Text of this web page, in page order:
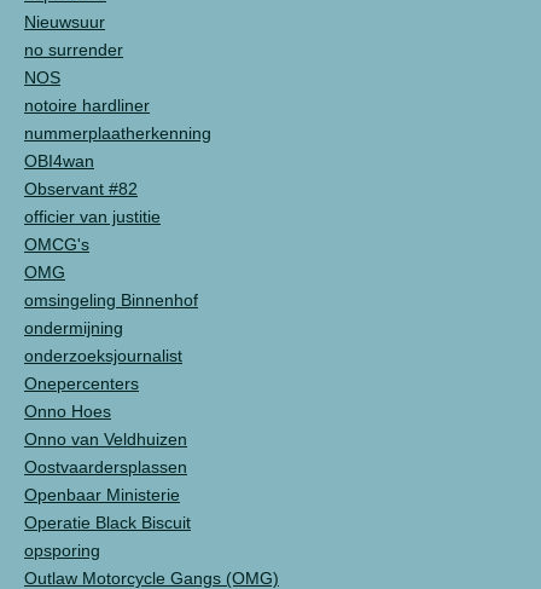
Nieuwsuur
no surrender
NOS
notoire hardliner
nummerplaatherkenning
OBI4wan
Observant #82
officier van justitie
OMCG's
OMG
omsingeling Binnenhof
ondermijning
onderzoeksjournalist
Onepercenters
Onno Hoes
Onno van Veldhuizen
Oostvaardersplassen
Openbaar Ministerie
Operatie Black Biscuit
opsporing
Outlaw Motorcycle Gangs (OMG)